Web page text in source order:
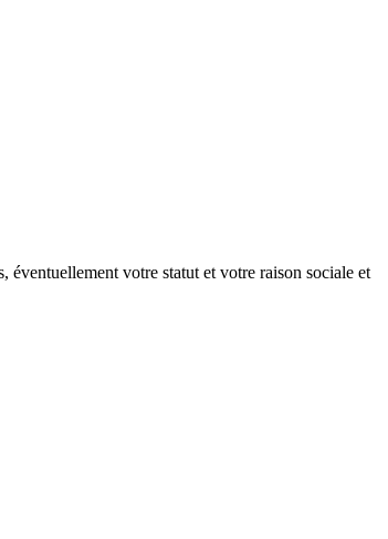
éventuellement votre statut et votre raison sociale et